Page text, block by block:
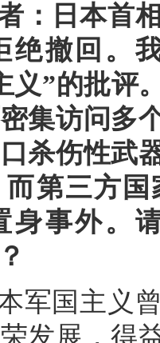
：日本首
绝撤回。
义”的批评
集访问多
杀伤性武
第三方
身事外。
军国主义
发展，得